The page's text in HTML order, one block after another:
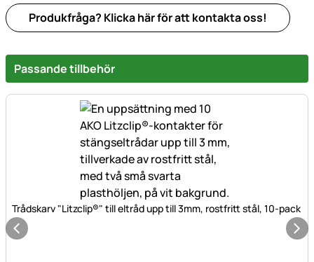
Produkfråga? Klicka här för att kontakta oss!
Passande tillbehör
Trådskarv "Litzclip®" till eltråd upp till 3mm, rostfritt stål, 10-pack